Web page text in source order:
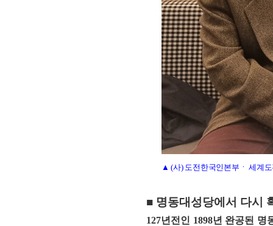
▲ (사) 도전한국인본부ㆍ 세계
■ 명동대성당에서 다시
127년전인 1898년 완공된